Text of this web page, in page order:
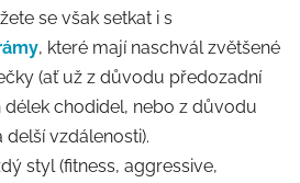
se však setkat i s
, které mají naschvál zvětšené
(ať už z důvodu předozadní
délek chodidel, nebo z důvodu
delší vzdálenosti).
styl (fitness, aggressive,